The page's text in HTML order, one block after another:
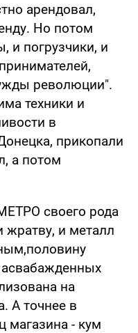
арендовал,
Но потом
и погрузчики, и
революции".
техники и
в
прикопали
а потом
своего рода
жратву, и металл
на
А точнее в
магазина - кум